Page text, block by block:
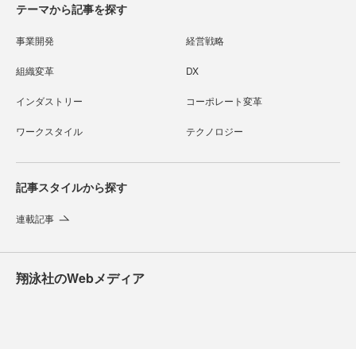
テーマから記事を探す
事業開発 経営戦略
組織変革 DX
インダストリー コーポレート変革
ワークスタイル テクノロジー
記事スタイルから探す
連載記事
翔泳社のWebメディア